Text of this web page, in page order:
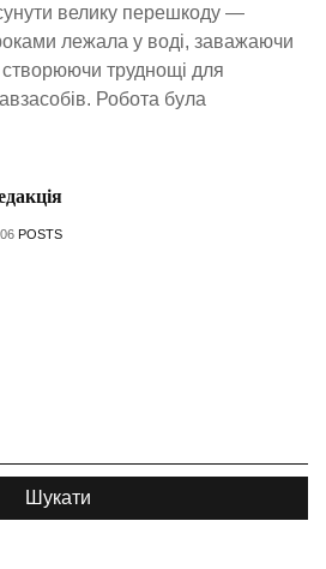
велику перешкоду —
лежала у воді, заважаючи
створюючи труднощі для
Робота була
POSTS